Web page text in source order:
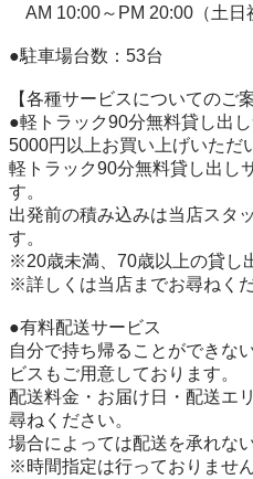
AM 10:00～PM 20:00（土日
●駐車場台数：53台
【各種サービスについてのご
●軽トラック90分無料貸し出し
5000円以上お買い上げいただ
軽トラック90分無料貸し出し
す。
出発前の積み込みは当店スタ
す。
※20歳未満、70歳以上の貸し
※詳しくは当店までお尋ねく
●有料配送サービス
自分で持ち帰ることができな
ビスもご用意しております。
配送料金・お届け日・配送エ
尋ねください。
場合によっては配送を承れな
※時間指定は行っておりません